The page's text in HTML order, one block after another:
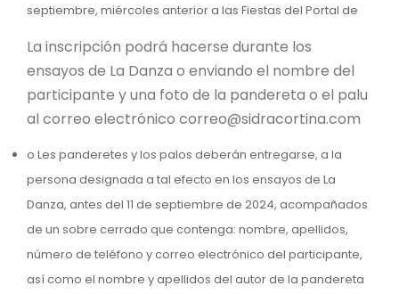
septiembre, miércoles anterior a las Fiestas del Portal de
La inscripción podrá hacerse durante los
ensayos de La Danza o enviando el nombre del
participante y una foto de la pandereta o el palu
al correo electrónico correo@sidracortina.com
o Les panderetes y los palos deberán entregarse, a la
persona designada a tal efecto en los ensayos de La
Danza, antes del 11 de septiembre de 2024, acompañados
de un sobre cerrado que contenga: nombre, apellidos,
número de teléfono y correo electrónico del participante,
así como el nombre y apellidos del autor de la pandereta